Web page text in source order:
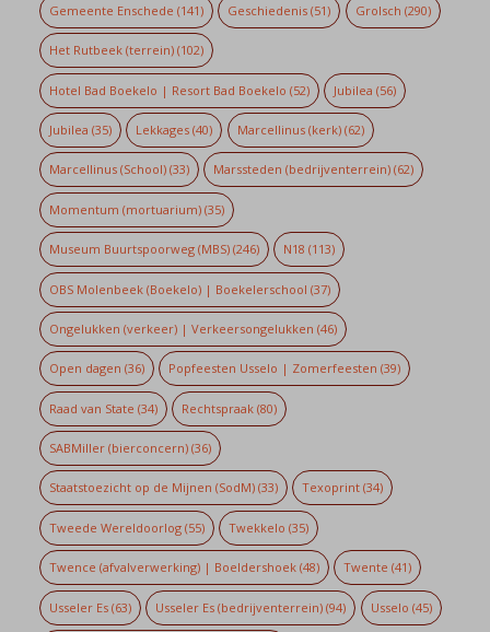
Gemeente Enschede (141) Geschiedenis (51) Grolsch (290)
Het Rutbeek (terrein)(102)
Hotel Bad Boekelo | Resort Bad Boekelo (52) Jubilea (56)
Jubilea (35) Lekkages (40) Marcellinus (kerk)(62)
Marcellinus (School)(33) Marssteden (bedrijventerrein) (62)
Momentum (mortuarium)(35)
Museum Buurtspoorweg (MBS)(246) N18 (113)
OBS Molenbeek (Boekelo) | Boekelerschool (37)
Ongelukken (verkeer) | Verkeersongelukken (46)
Open dagen (36) Popfeesten Usselo | Zomerfeesten (39)
Raad van State (34) Rechtspraak (80)
SABMiller (bierconcern)(36)
Staatstoezicht op de Mijnen (SodM)(33) Texoprint (34)
Tweede Wereldoorlog(55) Twekkelo (35)
Twence (afvalverwerking) | Boeldershoek(48) Twente (41)
Usseler Es(63) Usseler Es (bedrijventerrein) (94) Usselo (45)